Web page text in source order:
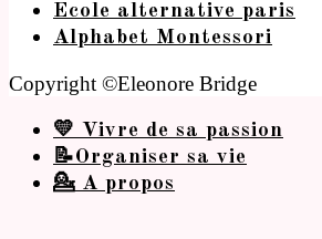
Ecole alternative paris
Alphabet Montessori
Copyright ©Eleonore Bridge
💛 Vivre de sa passion
📝Organiser sa vie
💁 A propos